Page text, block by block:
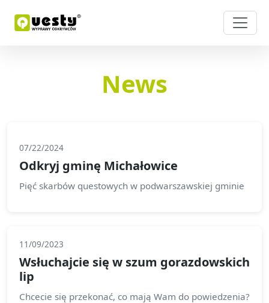
News
07/22/2024
Odkryj gminę Michałowice
Pięć skarbów questowych w podwarszawskiej gminie
11/09/2023
Wsłuchajcie się w szum gorazdowskich
lip
Chcecie się przekonać, co mają Wam do powiedzenia?